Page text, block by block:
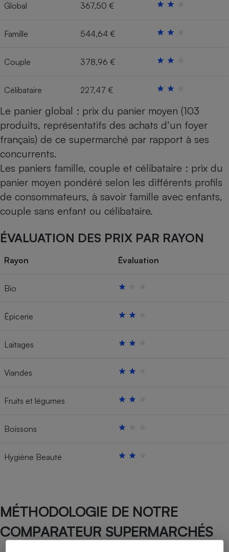
Global 367,50 €
Famille 544,64 €
Couple 378,96 €
Célibataire 227,47 €
Le panier global : prix du panier moyen (103
produits, représentatifs des achats d’un foyer
français) de ce supermarché par rapport à ses
concurrents.
Les paniers famille, couple et célibataire : prix du
panier moyen pondéré selon les différents profils
de consommateurs, à savoir famille avec enfants,
couple sans enfant ou célibataire.
ÉVALUATION DES PRIX PAR RAYON
Rayon Évaluation
Bio
Épicerie
Laitages
Viandes
Fruits et légumes
Boissons
Hygiène Beauté
MÉTHODOLOGIE DE NOTRE
COMPARATEUR SUPERMARCHÉS